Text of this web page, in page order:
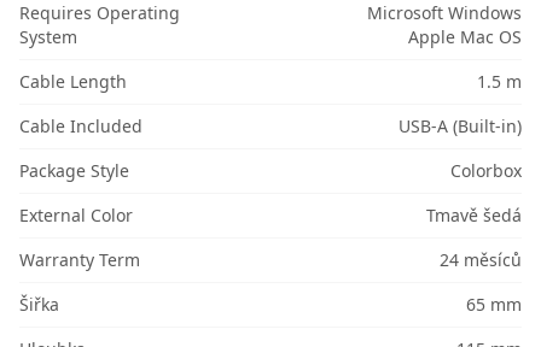
Requires Operating
System
Microsoft Windows
Apple Mac OS
Cable Length
1.5 m
Cable Included
USB-A (Built-in)
Package Style
Colorbox
External Color
Tmavě šedá
Warranty Term
24 měsíců
Šiřka
65 mm